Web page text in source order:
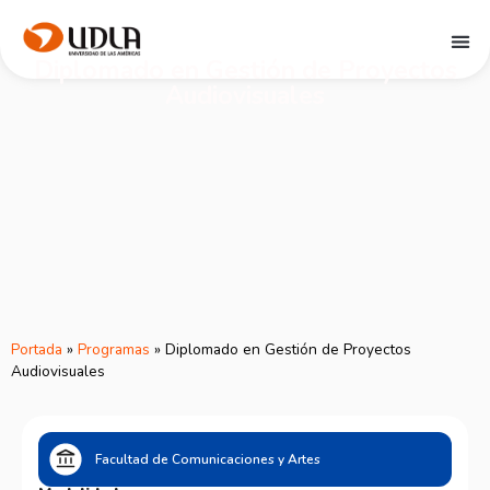
Portada » Programas » Diplomado en Gestión de Proyectos
Audiovisuales
Facultad de Comunicaciones y Artes